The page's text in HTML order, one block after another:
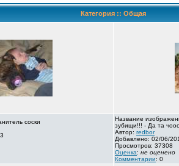
Категория :: Общая
соски
Название
зубищи!!! - Да та
Автор: redbor
Добавлено: 02/06/
Просмотров: 37308
Оценка: не оценено
Комментарии: 0